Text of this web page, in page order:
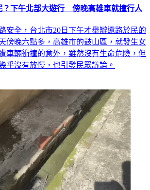
？下午北部大遊行 傍晚高雄車就撞行人
安全，台北市20日下午才舉辦還路於民的
傍晚六點多，高雄市的鼓山區，就發生女
車輛衝撞的意外，雖然沒有生命危險，但
乎沒有放慢，也引發民眾議論。